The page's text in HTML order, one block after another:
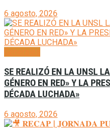
6 agosto, 2026
SE REALIZÓ EN LA UNSL
GÉNERO EN RED» Y LA
DÉCADA LUCHADA»
6 agosto, 2026